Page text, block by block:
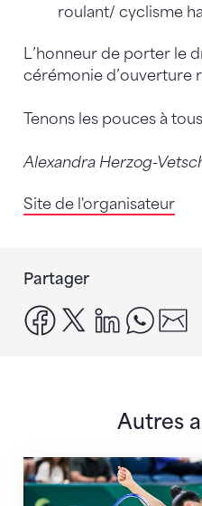
roulant/ cyclisme
L’honneur de porter le
cérémonie d’ouverture
Tenons les pouces à
Alexandra Herzog-
Site de l'organisateur
Partager
facebook
x linkedin
Autres
Prochaine étape : les